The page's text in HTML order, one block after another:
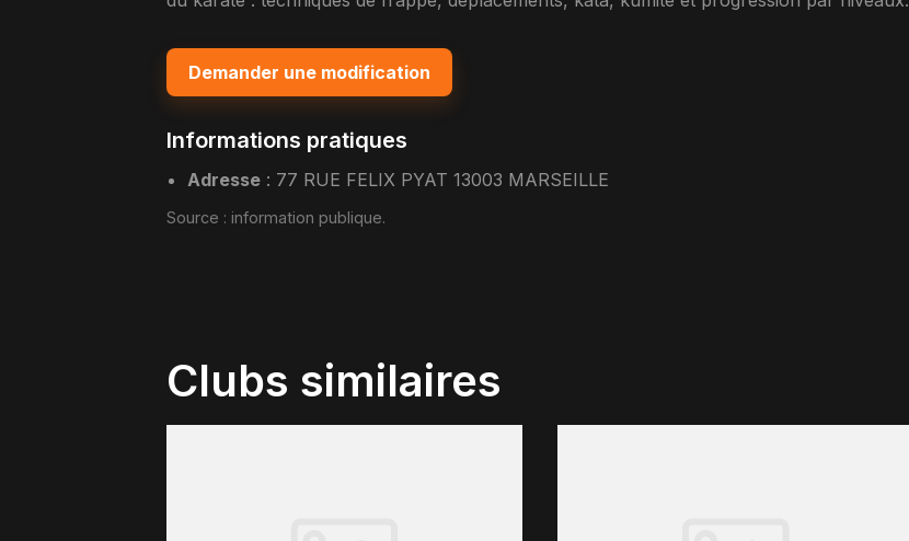
Demander une modification
Informations pratiques
Adresse : 77 RUE FELIX PYAT 13003 MARSEILLE
Source : information publique.
Clubs similaires